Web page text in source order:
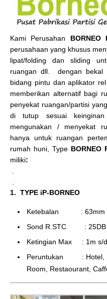
Kami Perusahan BORNEO
perusahaan yang khusus
lipat/folding dan sliding
ruangan dll. dengan bekal
bidang pintu dan aplikator
memberikan alternatif bagi
penyekat ruangan/partisi
di tutup sesuai
mengunakan / menyekat
hanya untuk ruangan
rumah huni, Type BORNEO
miliki:
1. TYPE iP-BORNEO
Ketebalan : 63mm
Sond R.STC : 25DB
Ketingian Max : 1m s/
Peruntukan : Hotel,
Room, Restaourant,